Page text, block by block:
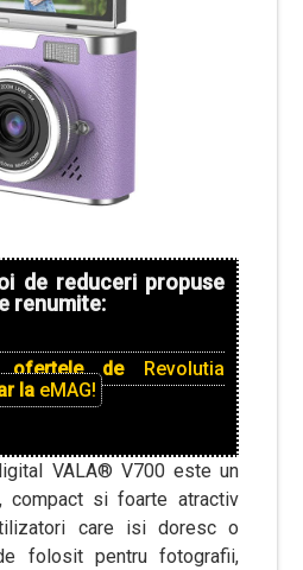
de reduceri propuse
renumite:
ofertele de Revolutia
la eMAG!
VALA® V700 este un
compact si foarte atractiv
care isi doresc o
folosit pentru fotografii,